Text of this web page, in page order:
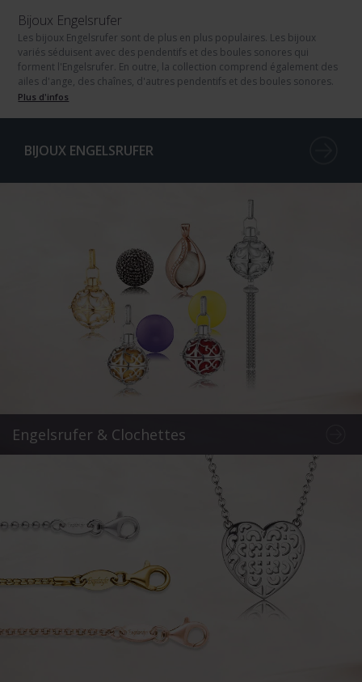
Bijoux Engelsrufer
Les bijoux Engelsrufer sont de plus en plus populaires. Les bijoux
variés séduisent avec des pendentifs et des boules sonores qui
forment l'Engelsrufer. En outre, la collection comprend également des
ailes d'ange, des chaînes, d'autres pendentifs et des boules sonores.
Plus d'infos
BIJOUX ENGELSRUFER
Engelsrufer & Clochettes